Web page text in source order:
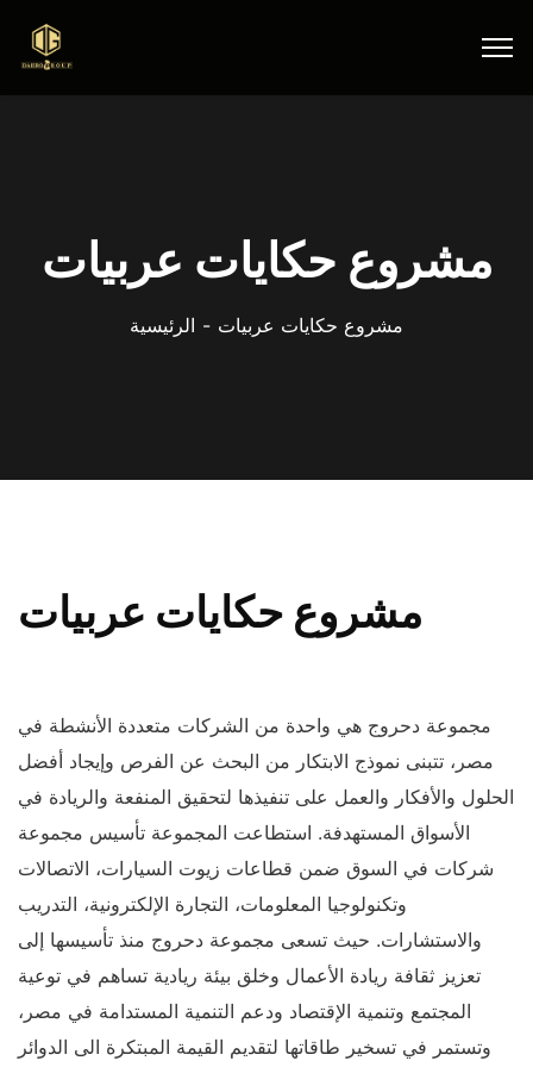
مشروع حكايات عربيات
الرئيسية مشروع حكايات عربيات
مشروع حكايات عربيات
مجموعة دحروج هي واحدة من الشركات متعددة الأنشطة في
مصر، تتبنى نموذج الابتكار من البحث عن الفرص وإيجاد أفضل
الحلول والأفكار والعمل على تنفيذها لتحقيق المنفعة والريادة في
الأسواق المستهدفة. استطاعت المجموعة تأسيس مجموعة
شركات في السوق ضمن قطاعات زيوت السيارات، الاتصالات
وتكنولوجيا المعلومات، التجارة الإلكترونية، التدريب
والاستشارات. حيث تسعى مجموعة دحروج منذ تأسيسها إلى
تعزيز ثقافة ريادة الأعمال وخلق بيئة ريادية تساهم في توعية
المجتمع وتنمية الإقتصاد ودعم التنمية المستدامة في مصر،
وتستمر في تسخير طاقاتها لتقديم القيمة المبتكرة الى الدوائر